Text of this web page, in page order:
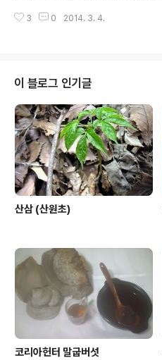
3 0 2014. 3. 4.
이 블로그 인기글
산삼 (산원초)
코리아헌터 말굽버섯